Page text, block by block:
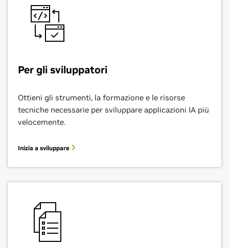
Per gli sviluppatori
Ottieni gli strumenti, la formazione e le risorse
tecniche necessarie per sviluppare applicazioni IA più
velocemente.
Inizia a sviluppare